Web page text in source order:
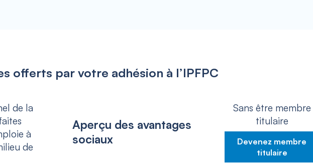
offerts par votre adhésion à l’IPFPC
de la
à
de
Aperçu des avantages
sociaux
Sans être membre
titulaire
Devenez membre
titulaire